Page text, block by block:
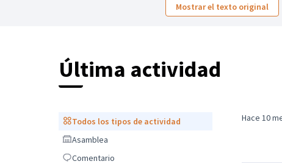
Mostrar el texto original
Última actividad
Todos los tipos de actividad
Todos los tipos de actividad
Asamblea
Asamblea
Comentario
Comentario
Hace 10